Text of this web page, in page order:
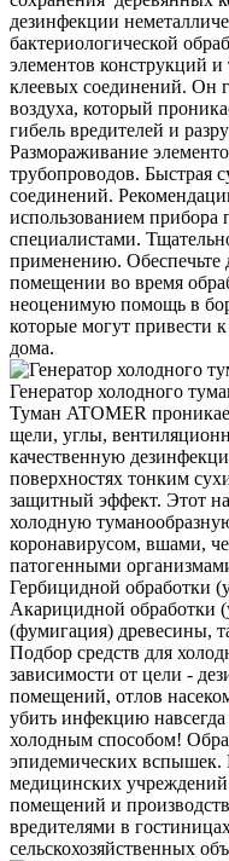
дезинфекции
бактериологической
элементов конструкций
клеевых соединений. Он
воздуха, который
гибель вредителей и
Размораживание
трубопроводов. Быстрая
соединений.
использованием прибора
специалистами.
применению. Обеспечьте
помещении во время
неоценимую помощь в
которые могут привести
дома.
Генератор холодного
Туман ATOMER
щели, углы,
качественную
поверхностях тонким
защитный эффект. Этот
холодную
коронавирусом, вшами,
патогенными
Гербицидной обработки
Акарицидной обработки
(фумигация) древесины,
Подбор средств для
зависимости от цели -
помещений, отлов
убить инфекцию
холодным способом!
эпидемических вспышек.
медицинских
помещений и
вредителями в
сельскохозяйственных